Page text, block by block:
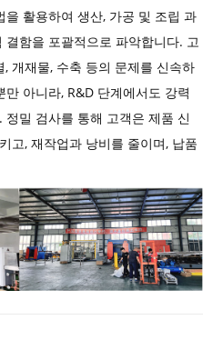
을 활용하여 생산, 가공 및 조립 과
함을 포괄적으로 파악합니다. 고
개재물, 수축 등의 문제를 신속하
아니라, R&D 단계에서도 강력
밀 검사를 통해 고객은 제품 신
고, 재작업과 낭비를 줄이며, 납품